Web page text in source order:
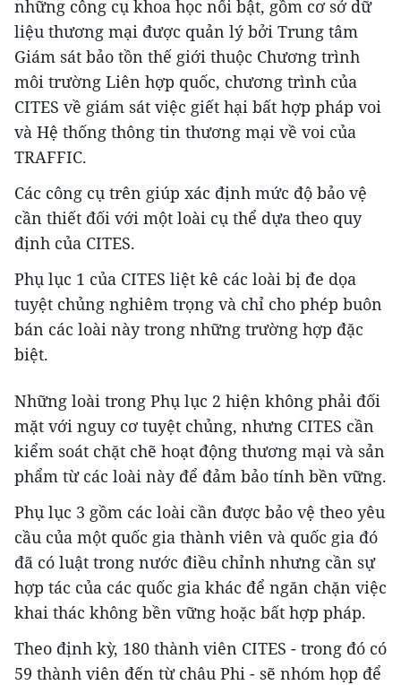
những công cụ khoa học nổi bật, gồm cơ sở dữ
liệu thương mại được quản lý bởi Trung tâm
Giám sát bảo tồn thế giới thuộc Chương trình
môi trường Liên hợp quốc, chương trình của
CITES về giám sát việc giết hại bất hợp pháp voi
và Hệ thống thông tin thương mại về voi của
TRAFFIC.
Các công cụ trên giúp xác định mức độ bảo vệ
cần thiết đối với một loài cụ thể dựa theo quy
định của CITES.
Phụ lục 1 của CITES liệt kê các loài bị đe dọa
tuyệt chủng nghiêm trọng và chỉ cho phép buôn
bán các loài này trong những trường hợp đặc
biệt.
Những loài trong Phụ lục 2 hiện không phải đối
mặt với nguy cơ tuyệt chủng, nhưng CITES cần
kiểm soát chặt chẽ hoạt động thương mại và sản
phẩm từ các loài này để đảm bảo tính bền vững.
Phụ lục 3 gồm các loài cần được bảo vệ theo yêu
cầu của một quốc gia thành viên và quốc gia đó
đã có luật trong nước điều chỉnh nhưng cần sự
hợp tác của các quốc gia khác để ngăn chặn việc
khai thác không bền vững hoặc bất hợp pháp.
Theo định kỳ, 180 thành viên CITES - trong đó có
59 thành viên đến từ châu Phi - sẽ nhóm họp để